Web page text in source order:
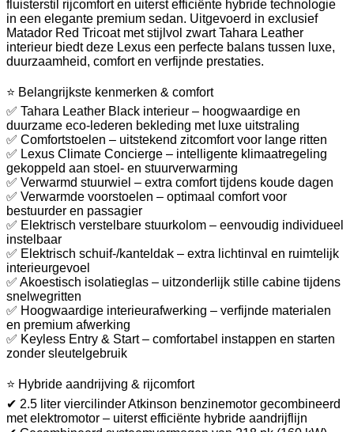
fluisterstil rijcomfort en uiterst efficiënte hybride technologie
in een elegante premium sedan. Uitgevoerd in exclusief
Matador Red Tricoat met stijlvol zwart Tahara Leather
interieur biedt deze Lexus een perfecte balans tussen luxe,
duurzaamheid, comfort en verfijnde prestaties.
⭐ Belangrijkste kenmerken & comfort
✅ Tahara Leather Black interieur – hoogwaardige en
duurzame eco-lederen bekleding met luxe uitstraling
✅ Comfortstoelen – uitstekend zitcomfort voor lange ritten
✅ Lexus Climate Concierge – intelligente klimaatregeling
gekoppeld aan stoel- en stuurverwarming
✅ Verwarmd stuurwiel – extra comfort tijdens koude dagen
✅ Verwarmde voorstoelen – optimaal comfort voor
bestuurder en passagier
✅ Elektrisch verstelbare stuurkolom – eenvoudig individueel
instelbaar
✅ Elektrisch schuif-/kanteldak – extra lichtinval en ruimtelijk
interieurgevoel
✅ Akoestisch isolatieglas – uitzonderlijk stille cabine tijdens
snelwegritten
✅ Hoogwaardige interieurafwerking – verfijnde materialen
en premium afwerking
✅ Keyless Entry & Start – comfortabel instappen en starten
zonder sleutelgebruik
⭐ Hybride aandrijving & rijcomfort
✔ 2.5 liter viercilinder Atkinson benzinemotor gecombineerd
met elektromotor – uiterst efficiënte hybride aandrijflijn